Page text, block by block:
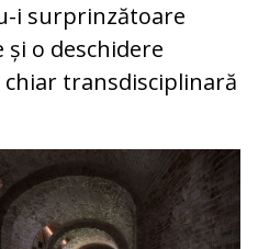
i surprinzătoare
o deschidere
transdisciplinară